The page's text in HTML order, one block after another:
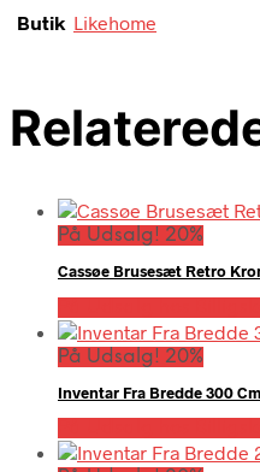
Butik Likehome
På Udsalg! 20%
Cassøe Brusesæt Retro
På Udsalg! 20%
Inventar Fra Bredde 300